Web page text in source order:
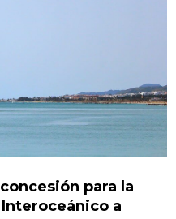
para la
a